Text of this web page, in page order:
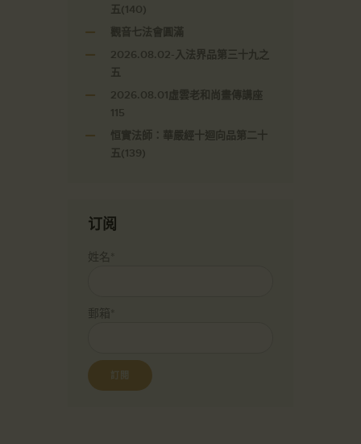
五(140)
觀音七法會圓滿
2026.08.02-入法界品第三十九之
五
2026.08.01虛雲老和尚畫傳講座
115
恒實法師：華嚴經十迴向品第二十
五(139)
订阅
姓名*
郵箱*